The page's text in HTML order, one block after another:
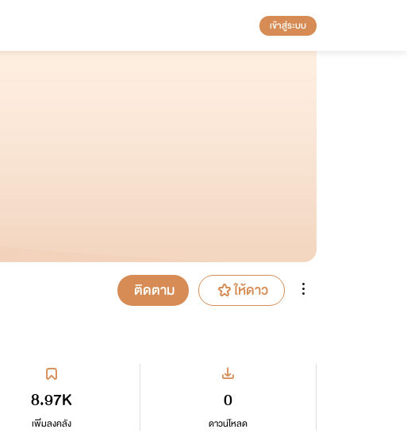
เข้าสู่ระบบ
ติดตาม ให้ดาว
8.97K
เพิ่มลงคลัง
0
ดาวน์โหลด